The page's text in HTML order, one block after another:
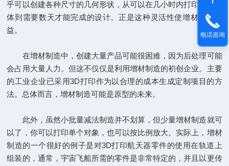
乎可以创建各种尺寸的几何形状，从可以在几小时内打印的小物
体到需要数天才能完成的设计。正是这种灵活性使增材制造受
益。
在增材制造中，创建大量产品可能很困难，因为后处理可能
会占用大量人力。但这不仅仅是利用增材制造的初创企业。主要
的工业企业已采用3D打印作为以合理的成本生成定制项目的方
法。总体而言，增材制造可能是原型的未来。
此外，虽然小批量减法制造并不划算，但少量增材制造就可
以了，你可以打印单个对象，也可以按比例放大。实际上，增材
制造的一个很好的例子是对3D打印航天器零件的使用在轨道上
组装的，通常，宇宙飞船所需的零件是非常特定的，并且以更传
电话咨询